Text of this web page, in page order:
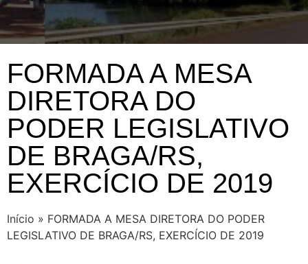
FORMADA A MESA
DIRETORA DO
PODER LEGISLATIVO
DE BRAGA/RS,
EXERCÍCIO DE 2019
Início » FORMADA A MESA DIRETORA DO PODER
LEGISLATIVO DE BRAGA/RS, EXERCÍCIO DE 2019